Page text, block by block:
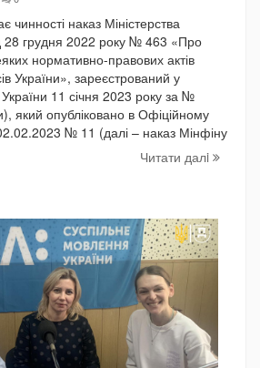
наказ Міністерства
28 грудня 2022 року № 463 «Про
нормативно-правових актів
України», зареєстрований у
України 11 січня 2023 року за №
який опубліковано в Офіційному
02.02.2023 № 11 (далі – наказ Мінфіну
Читати далi